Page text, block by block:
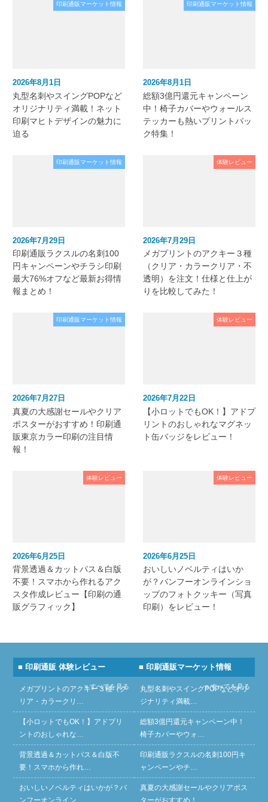
印刷通販マーケット情報
2026年8月1日
丸型名刺やスイングPOPなど
オリジナリティ満載！ネット
印刷マヒトデザインの魅力に
迫る
印刷通販マーケット情報
2026年8月1日
総額3億円還元キャンペーン
中！椅子カバーやウォールス
テッカーも熱いプリントパッ
ク特集！
印刷通販マーケット情報
2026年7月29日
印刷通販ラクスルの名刺100
円キャンペーンやチラシ印刷
最大76%オフなど最新お得情
報まとめ！
体験レビュー
2026年7月29日
メガプリントのアクキー３種
（クリア・カラークリア・不
透明）を注文！仕様と仕上が
りを比較してみた！
印刷通販マーケット情報
2026年7月27日
真夏の大感謝セールやクリア
ポスターがおすすめ！印刷通
販東京カラー印刷の注目情
報！
体験レビュー
2026年7月22日
【小ロットでもOK！】アドプ
リントのおしゃれなマグネッ
ト缶バッジをレビュー！
体験レビュー
2026年6月25日
背景透過＆カットパス＆白版
不要！スマホから作れるアク
スタ作成レビュー【印刷の通
販グラフィック】
体験レビュー
2026年6月25日
おいしいノベルティはいか
が？バンフーオンラインショ
ップのフォトクッキー（写真
印刷）をレビュー！
■ 印刷通販 体験レビュー
» すべてを見る
メガプリントのアクキー３種（ク
リア・カラークリ…
【小ロットでもOK！】アドプリ
ントのおしゃれな…
背景透過＆カットパス＆白版不
要！スマホから作れ…
おいしいノベルティはいかが？バ
■ 印刷通販マーケット情報
» すべてを見る
丸型名刺やスイングPOPなどオリ
ジナリティ満載…
総額3億円還元キャンペーン中！
椅子カバーやウォ…
印刷通販ラクスルの名刺100円キ
ャンペーンやチ…
真夏の大感謝セールやクリアポス